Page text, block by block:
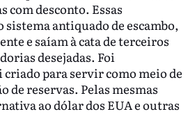
com desconto. Essas
antiquado de escambo,
e saíam à cata de terceiros
desejadas. Foi
para servir como meio de
reservas. Pelas mesmas
ao dólar dos EUA e outras